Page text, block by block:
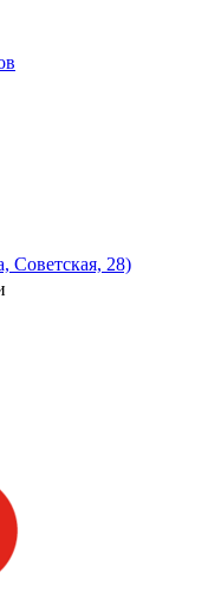
Советская, 28)